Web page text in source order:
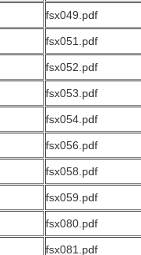
fsx049.pdf
fsx051.pdf
fsx052.pdf
fsx053.pdf
fsx054.pdf
fsx056.pdf
fsx058.pdf
fsx059.pdf
fsx080.pdf
fsx081.pdf